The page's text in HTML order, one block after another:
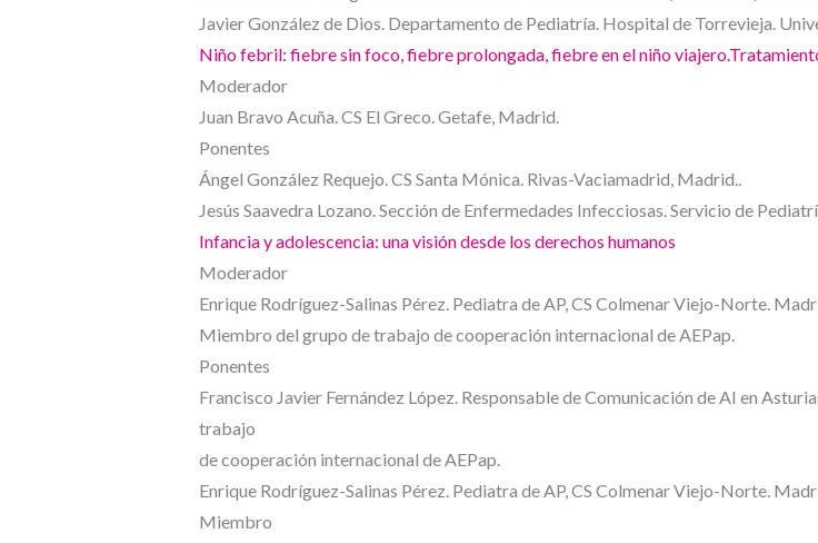
Javier González de Dios. Departamento de Pediatría. Hospital de Torrevieja.
Niño febril: fiebre sin foco, fiebre prolongada, fiebre en el niño
Moderador
Juan Bravo Acuña. CS El Greco. Getafe, Madrid.
Ponentes
Ángel González Requejo. CS Santa Mónica. Rivas-Vaciamadrid, Madrid..
Jesús Saavedra Lozano. Sección de Enfermedades Infecciosas. Servicio de
Infancia y adolescencia: una visión desde los derechos humanos
Moderador
Enrique Rodríguez-Salinas Pérez. Pediatra de AP, CS Colmenar Viejo-Norte.
Miembro del grupo de trabajo de cooperación internacional de AEPap.
Ponentes
Francisco Javier Fernández López. Responsable de Comunicación de AI en
trabajo
de cooperación internacional de AEPap.
Enrique Rodríguez-Salinas Pérez. Pediatra de AP, CS Colmenar Viejo-Norte.
Miembro